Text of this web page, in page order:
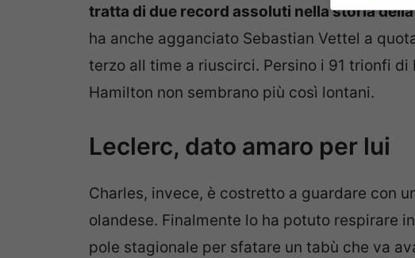
tratta di due record assoluti nella storia della
ha anche agganciato Sebastian Vettel a
terzo all time a riuscirci. Persino i 91 trionfi
Hamilton non sembrano più così lontani.
Leclerc, dato amaro per lui
Charles, invece, è costretto a guardare con
olandese. Finalmente lo ha potuto respirare
pole stagionale per sfatare un tabù che va